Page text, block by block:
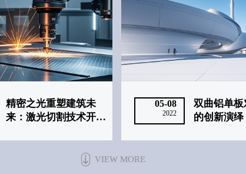
精密之光重塑建筑未
来：激光切割技术开启
智造新纪元 ——成功
05-08
2022
双曲铝单
的创新演绎
VIEW MORE